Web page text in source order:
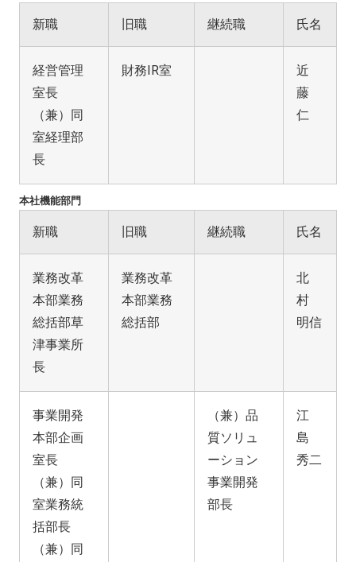
新職 旧職 継続職 氏名
経営管理
室長
（兼）同
室経理部
長
財務IR室
近
藤
仁
本社機能部門
新職 旧職 継続職 氏名
業務改革
本部業務
総括部草
津事業所
長
業務改革
本部業務
総括部
北
村
明信
事業開発
本部企画
室長
（兼）同
室業務統
括部長
（兼）同
（兼）品
質ソリュ
ーション
事業開発
部長
江
島
秀二